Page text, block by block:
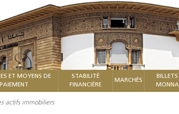
ET MOYENS DE
PAIEMENT
STABILITÉ
FINANCIÈRE
MARCHÉS
BILLETS
actifs immobiliers